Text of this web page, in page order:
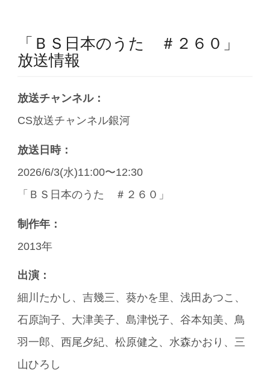
「ＢＳ日本のうた ＃２６０」
放送情報
放送チャンネル：
CS放送チャンネル銀河
放送日時：
2026/6/3(水)11:00〜12:30
「ＢＳ日本のうた ＃２６０」
制作年：
2013年
出演：
細川たかし、吉幾三、葵かを里、浅田あつこ、
石原詢子、大津美子、島津悦子、谷本知美、鳥
羽一郎、西尾夕紀、松原健之、水森かおり、三
山ひろし